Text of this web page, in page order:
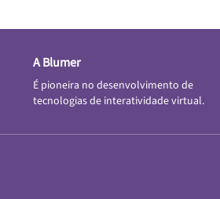
A Blumer
É pioneira no desenvolvimento de
tecnologias de interatividade virtual.